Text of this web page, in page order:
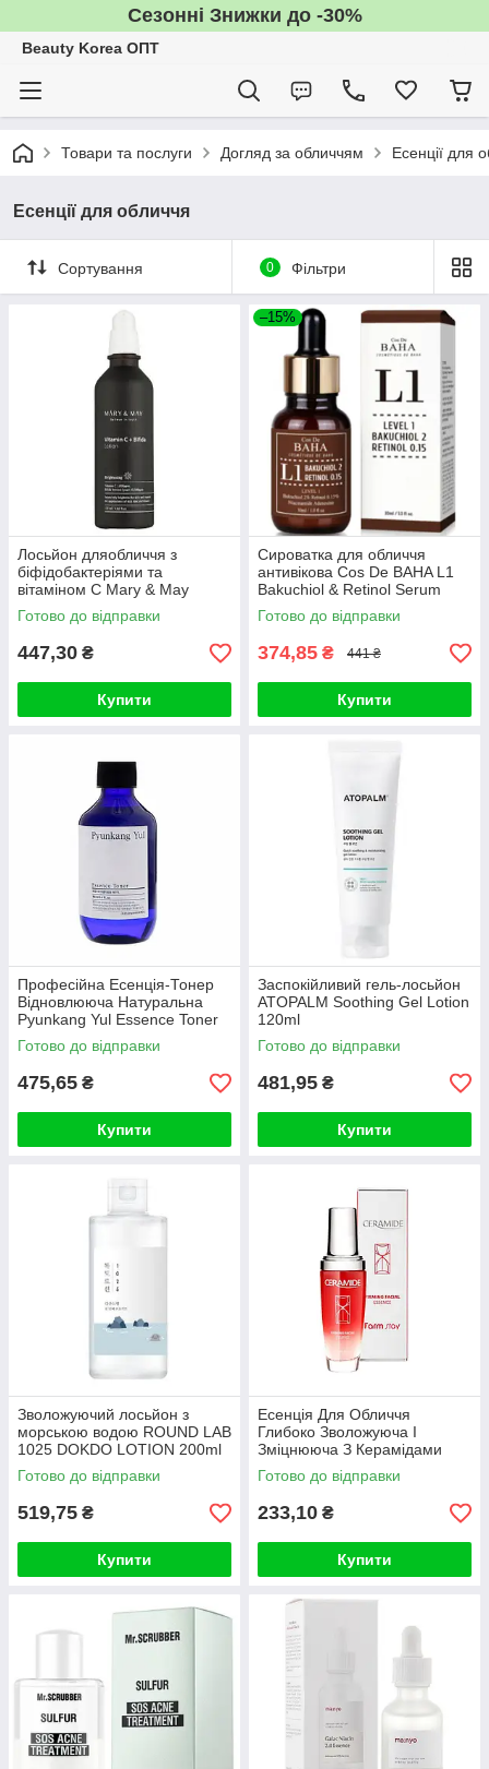
Сезонні Знижки до -30%
Beauty Korea ОПТ
Товари та послуги Догляд за обличчям Есенції для
Есенції для обличчя
Сортування 0 Фільтри
Лосьйон дляобличчя з
біфідобактеріями та
вітаміном C Mary & May
Vitamine C + Bifida Lotion
120ml
Готово до відправки
447,30 ₴
Купити
–15%
Сироватка для обличчя
антивікова Cos De BAHA L1
Bakuchiol & Retinol Serum
30ml
Готово до відправки
374,85 ₴ 441 ₴
Купити
Професійна Есенція-Тонер
Відновлююча Натуральна
Pyunkang Yul Essence Toner
(100ml)
Готово до відправки
475,65 ₴
Купити
Заспокійливий гель-лосьйон
ATOPALM Soothing Gel Lotion
120ml
Готово до відправки
481,95 ₴
Купити
Зволожуючий лосьйон з
морською водою ROUND LAB
1025 DOKDO LOTION 200ml
Готово до відправки
519,75 ₴
Купити
Есенція Для Обличчя
Глибоко Зволожуюча І
Зміцнююча З Керамідами
FarmStay Ceramide Firming
Facial Ess
Готово до відправки
233,10 ₴
Купити